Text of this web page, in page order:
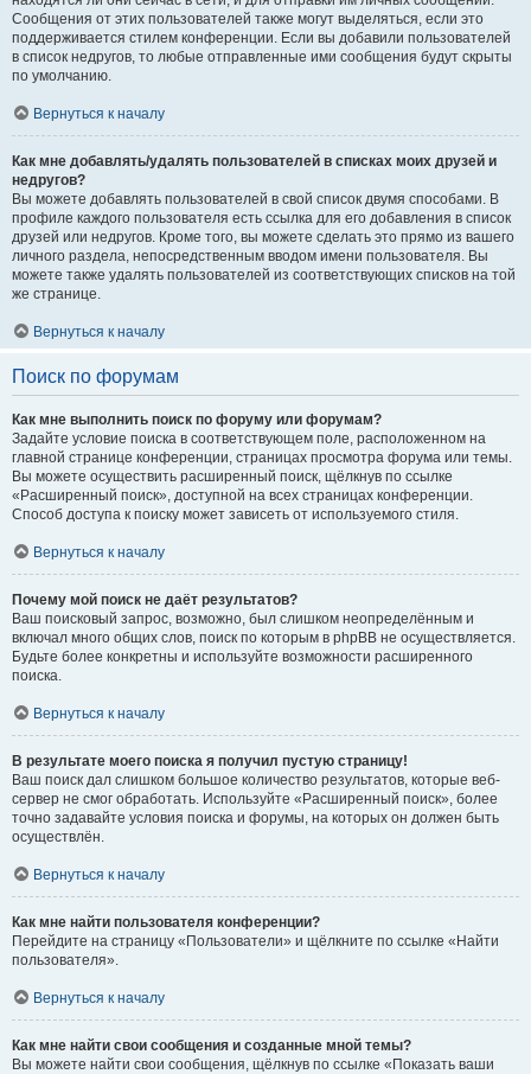
Сообщения от этих пользователей также могут выделяться, если это
поддерживается стилем конференции. Если вы добавили пользователей
в список недругов, то любые отправленные ими сообщения будут скрыты
по умолчанию.
Вернуться к началу
Как мне добавлять/удалять пользователей в списках моих друзей и
недругов?
Вы можете добавлять пользователей в свой список двумя способами. В
профиле каждого пользователя есть ссылка для его добавления в список
друзей или недругов. Кроме того, вы можете сделать это прямо из вашего
личного раздела, непосредственным вводом имени пользователя. Вы
можете также удалять пользователей из соответствующих списков на той
же странице.
Вернуться к началу
Поиск по форумам
Как мне выполнить поиск по форуму или форумам?
Задайте условие поиска в соответствующем поле, расположенном на
главной странице конференции, страницах просмотра форума или темы.
Вы можете осуществить расширенный поиск, щёлкнув по ссылке
«Расширенный поиск», доступной на всех страницах конференции.
Способ доступа к поиску может зависеть от используемого стиля.
Вернуться к началу
Почему мой поиск не даёт результатов?
Ваш поисковый запрос, возможно, был слишком неопределённым и
включал много общих слов, поиск по которым в phpBB не осуществляется.
Будьте более конкретны и используйте возможности расширенного
поиска.
Вернуться к началу
В результате моего поиска я получил пустую страницу!
Ваш поиск дал слишком большое количество результатов, которые веб-
сервер не смог обработать. Используйте «Расширенный поиск», более
точно задавайте условия поиска и форумы, на которых он должен быть
осуществлён.
Вернуться к началу
Как мне найти пользователя конференции?
Перейдите на страницу «Пользователи» и щёлкните по ссылке «Найти
пользователя».
Вернуться к началу
Как мне найти свои сообщения и созданные мной темы?
Вы можете найти свои сообщения, щёлкнув по ссылке «Показать ваши